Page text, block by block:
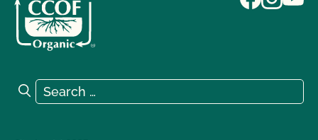
Search for:
Search